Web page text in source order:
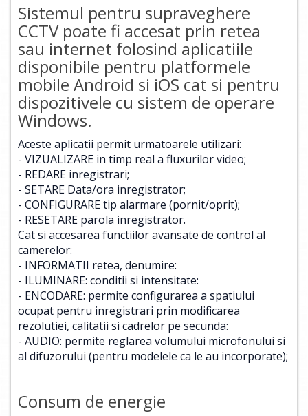
Sistemul pentru supraveghere
CCTV poate fi accesat prin retea
sau internet folosind aplicatiile
disponibile pentru platformele
mobile Android si iOS cat si pentru
dispozitivele cu sistem de operare
Windows.
Aceste aplicatii permit urmatoarele utilizari:
- VIZUALIZARE in timp real a fluxurilor video;
- REDARE inregistrari;
- SETARE Data/ora inregistrator;
- CONFIGURARE tip alarmare (pornit/oprit);
- RESETARE parola inregistrator.
Cat si accesarea functiilor avansate de control al
camerelor:
- INFORMATII retea, denumire:
- ILUMINARE: conditii si intensitate:
- ENCODARE: permite configurarea a spatiului
ocupat pentru inregistrari prin modificarea
rezolutiei, calitatii si cadrelor pe secunda:
- AUDIO: permite reglarea volumului microfonului si
al difuzorului (pentru modelele ca le au incorporate);
Consum de energie